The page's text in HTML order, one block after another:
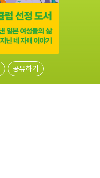
공유하기